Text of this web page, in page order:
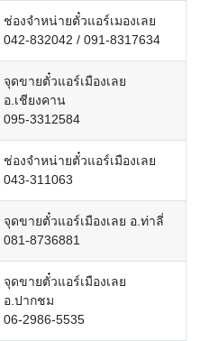
ช่องจำหน่ายตั๋วแอร์เมองเลย
042-832042 / 091-8317634
จุดขายตั๋วแอร์เมืองเลย
อ.เชียงคาน
095-3312584
ช่องจำหน่ายตั๋วแอร์เมืองเลย
043-311063
จุดขายตั๋วแอร์เมืองเลย อ.ท่าลี่
081-8736881
จุดขายตั๋วแอร์เมืองเลย
อ.ปากชม
06-2986-5535